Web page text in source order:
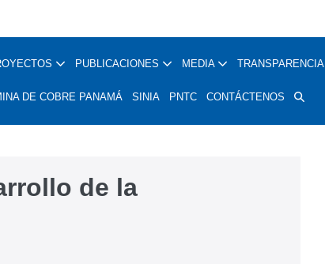
PUBLICACIONES MEDIA TRANSPARENCIA
DE COBRE PANAMÁ SINIA PNTC CONTÁCTENOS
de la